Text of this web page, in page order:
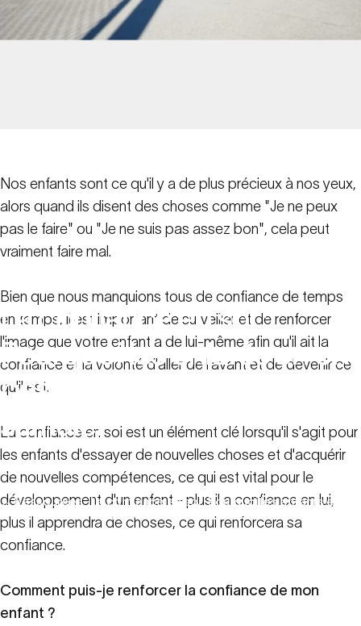
Laconfiance ensoi:
Pourquoilesenfantsenont
besoin
stimuler
20 avril 2023
Ressources
familiales
La confiance en soi : Pourquoi les enfants en
ont besoin et comment la stimuler
Nos enfants sont ce qu'il y a de plus précieux à nos yeux,
alors quand ils disent des choses comme "Je ne peux
pas le faire" ou "Je ne suis pas assez bon", cela peut
vraiment faire mal.
Bien que nous manquions tous de confiance de temps
en temps, il est important de surveiller et de renforcer
l'image que votre enfant a de lui-même afin qu'il ait la
confiance et la volonté d'aller de l'avant et de devenir ce
qu'il est.
La confiance en soi est un élément clé lorsqu'il s'agit pour
les enfants d'essayer de nouvelles choses et d'acquérir
de nouvelles compétences, ce qui est vital pour le
développement d'un enfant - plus il a confiance en lui,
plus il apprendra de choses, ce qui renforcera sa
confiance.
Comment puis-je renforcer la confiance de mon
enfant ?